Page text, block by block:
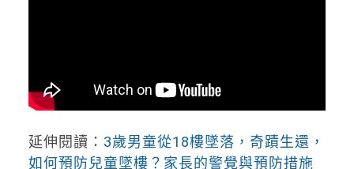
延伸閱讀： 3歲男童從18樓墜落，奇蹟生還，
如何預防兒童墜樓？家長的警覺與預防措施